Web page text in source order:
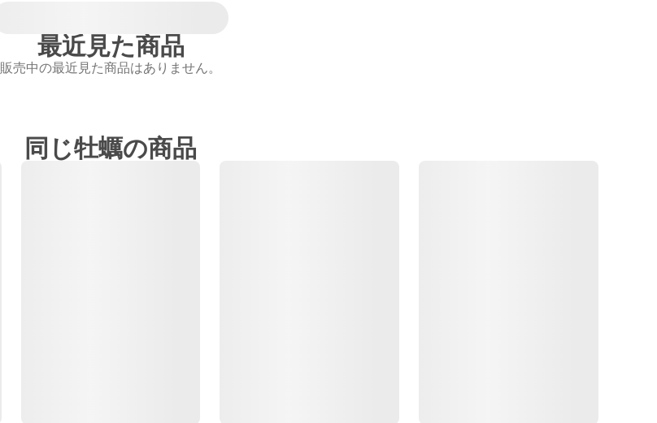
最近見た商品
販売中の最近見た商品はありません。
同じ牡蠣の商品